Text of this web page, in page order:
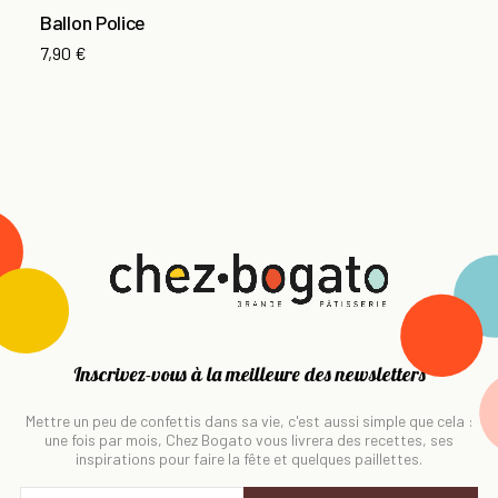
Ballon Police
7,90 €
Inscrivez-vous à la meilleure des newsletters
Mettre un peu de confettis dans sa vie, c'est aussi simple que cela :
une fois par mois, Chez Bogato vous livrera des recettes, ses
inspirations pour faire la fête et quelques paillettes.